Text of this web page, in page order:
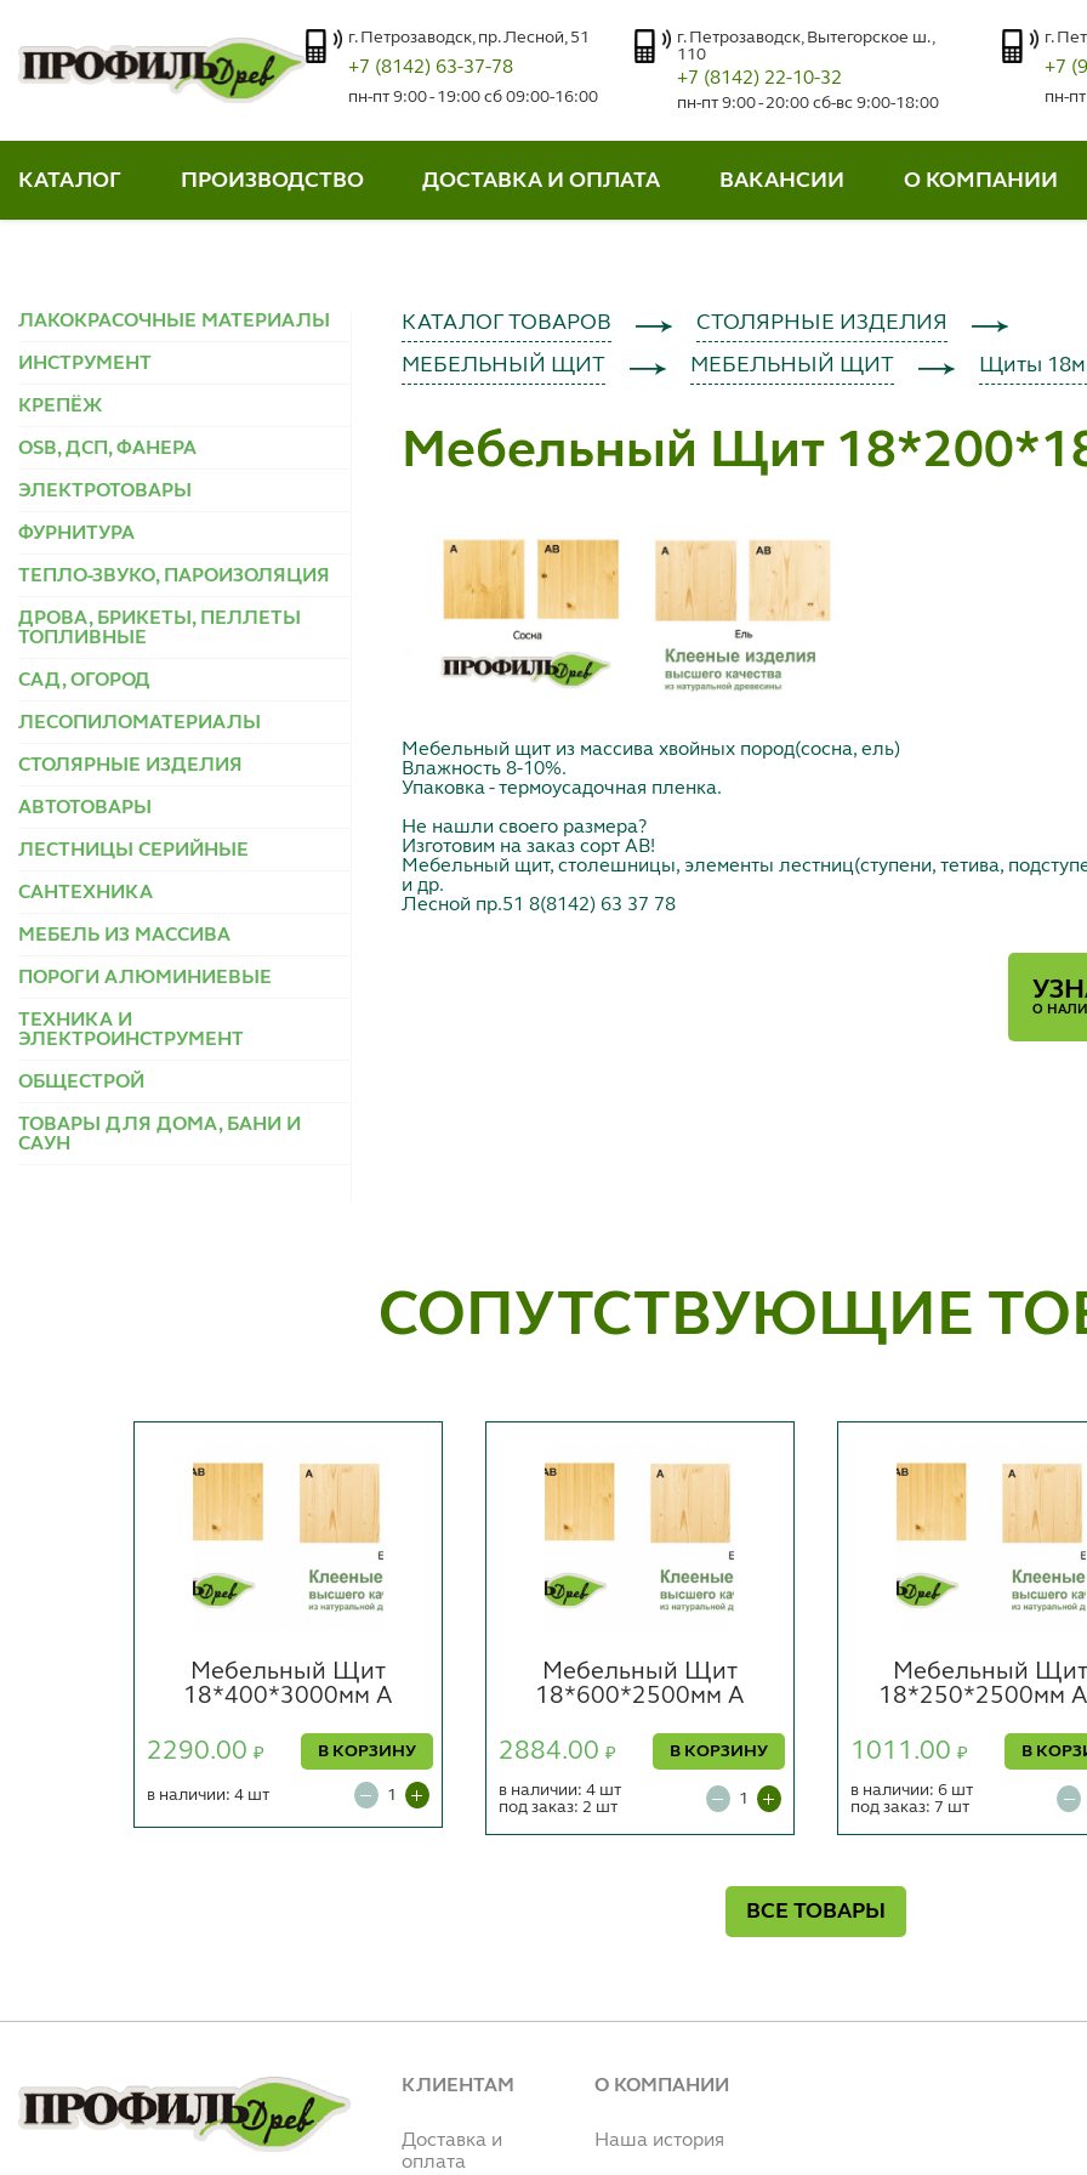
г. Петрозаводск, пр. Лесной, 51
+7 (8142) 63-37-78
пн-пт 9:00 - 19:00 сб 09:00-16:00
г. Петрозаводск, Вытегорское ш.,
110
+7 (8142) 22-10-32
пн-пт 9:00 - 20:00 сб-вс 9:00-18:00
г.
+7
пн-
КАТАЛОГ ПРОИЗВОДСТВО ДОСТАВКА И ОПЛАТА ВАКАНСИИ О КОМПАНИИ
ЛАКОКРАСОЧНЫЕ МАТЕРИАЛЫ
ИНСТРУМЕНТ
КРЕПЁЖ
OSB, ДСП, ФАНЕРА
ЭЛЕКТРОТОВАРЫ
ФУРНИТУРА
ТЕПЛО-ЗВУКО, ПАРОИЗОЛЯЦИЯ
ДРОВА, БРИКЕТЫ, ПЕЛЛЕТЫ
ТОПЛИВНЫЕ
САД, ОГОРОД
ЛЕСОПИЛОМАТЕРИАЛЫ
СТОЛЯРНЫЕ ИЗДЕЛИЯ
АВТОТОВАРЫ
ЛЕСТНИЦЫ СЕРИЙНЫЕ
САНТЕХНИКА
МЕБЕЛЬ ИЗ МАССИВА
ПОРОГИ АЛЮМИНИЕВЫЕ
ТЕХНИКА И
ЭЛЕКТРОИНСТРУМЕНТ
ОБЩЕСТРОЙ
ТОВАРЫ ДЛЯ ДОМА, БАНИ И
САУН
КАТАЛОГ ТОВАРОВ
СТОЛЯРНЫЕ ИЗДЕЛИЯ
МЕБЕЛЬНЫЙ ЩИТ
МЕБЕЛЬНЫЙ ЩИТ Щиты
Мебельный Щит
Мебельный щит из массива хвойных пород(сосна, ель)
Влажность 8-10%.
Упаковка - термоусадочная пленка.
Не нашли своего размера?
Изготовим на заказ сорт АВ!
Мебельный щит, столешницы, элементы лестниц(ступени, тетива,
и др.
Лесной пр.51 8(8142) 63 37 78
О
СОПУТСТВУЮЩИЕ
Мебельный Щит
18*400*3000мм А
2290.00 ₽ В КОРЗИНУ
в наличии: 4 шт
Мебельный Щит
18*600*2500мм А
2884.00 ₽ В КОРЗИНУ
в наличии: 4 шт
под заказ: 2 шт
Мебельный
18*250*2500мм
1011.00 ₽ В
в наличии: 6 шт
под заказ: 7 шт
ВСЕ ТОВАРЫ
КЛИЕНТАМ
Доставка и
оплата
О КОМПАНИИ
Наша история